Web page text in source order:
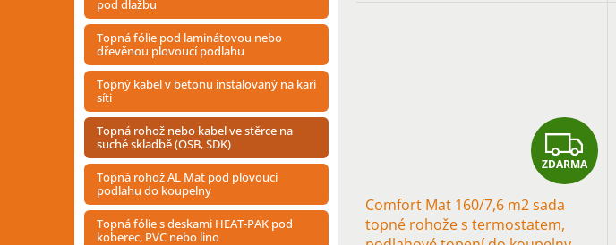
pod dlažbu
Topná fólie pod laminátovou nebo
dřevěnou plovoucí podlahu
Topný kabel v betonu instalovaný na kari
síti
Topná rohož nebo kabel ve stěrce na
suché skladbě (OSB, SDK)
Topná rohož AL Mat pod plovoucí
podlahu do koupelny
Topná fólie s deskami HEAT-PAK pod
koberec, PVC nebo lino
Z
D
ZDARMA
Comfort Mat 160/7,6 m2 sada
topné rohože s termostatem,